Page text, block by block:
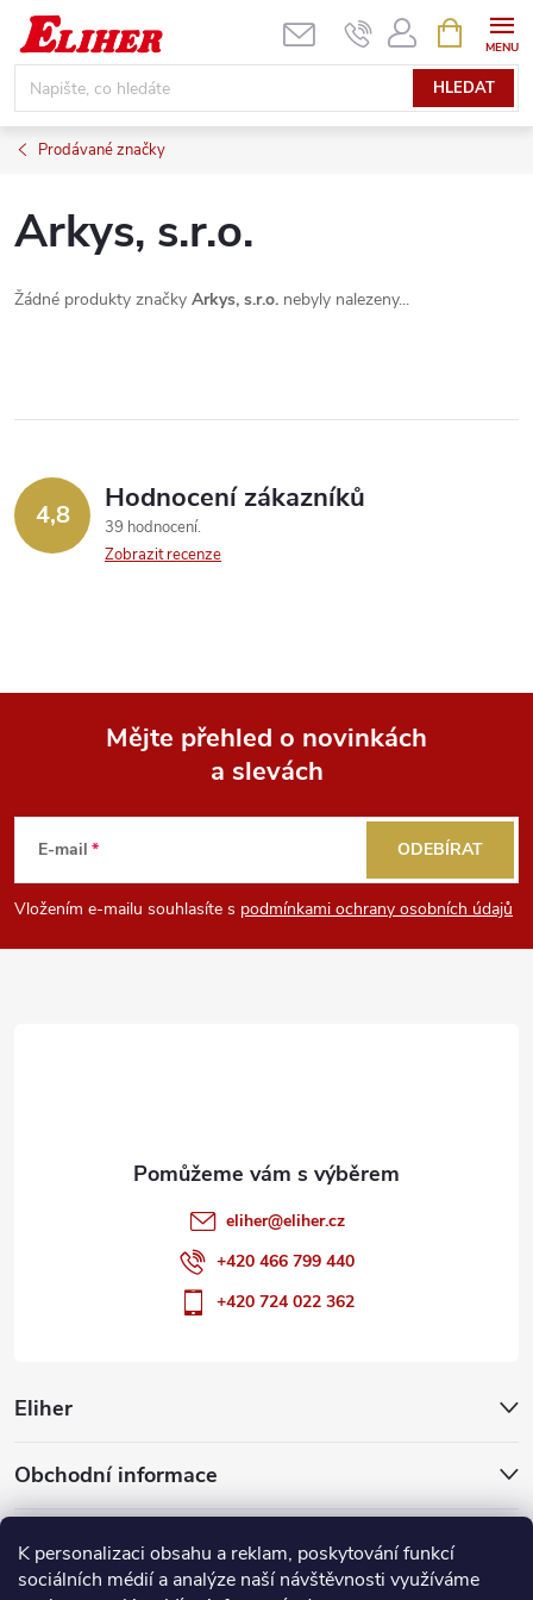
K personalizaci obsahu a reklam, poskytování funkcí
sociálních médií a analýze naší návštěvnosti využíváme
Přejít
obsah
HLEDAT
NÁKUPNÍ
KOŠÍK
Prodávané značky
Arkys, s.r.o.
Žádné produkty značky Arkys, s.r.o. nebyly nalezeny...
4,8 Hodnocení zákazníků
39 hodnocení
Zobrazit recenze
p
a
Mějte přehled o novinkách
a slevách
E-mail
Vložením e-mailu souhlasíte s podmínkami ochrany osobních údajů
ODEBÍRAT
Eliher
Obchodní informace
Partnerské weby
eliher@eliher.cz
+420 466 799 440
+420 724 022 362